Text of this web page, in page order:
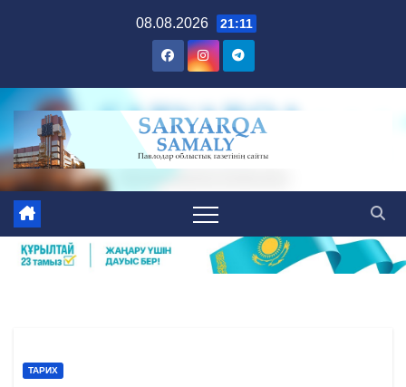
08.08.2026 21:11
ТАРИХ